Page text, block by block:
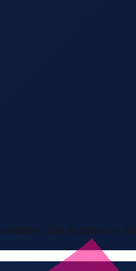
Die logistische